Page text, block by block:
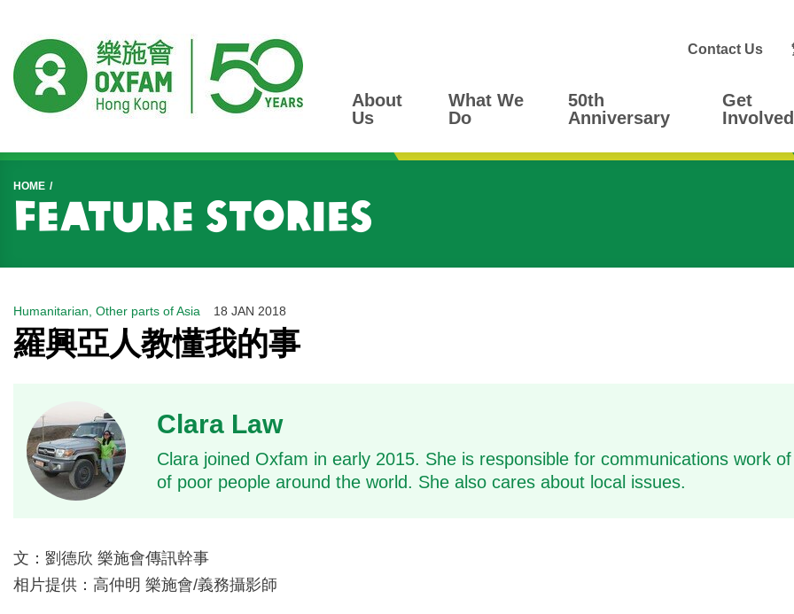
Contact Us
About
Us
What We
Do
50th
Anniversary
Get
Involved
Start main content
HOME
Feature Stories
Humanitarian, Other parts of Asia 18 JAN 2018
羅興亞人教懂我的事
Clara Law
Clara joined Oxfam in early 2015. She is responsible for communications work
of poor people around the world. She also cares about local issues.
文：劉德欣 樂施會傳訊幹事
相片提供：高仲明 樂施會/義務攝影師